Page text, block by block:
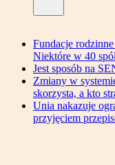
Fundacje
Niektóre w 40
Jest sposób na
Zmiany w
skorzysta, a kto
Unia nakazuje
przyjęciem